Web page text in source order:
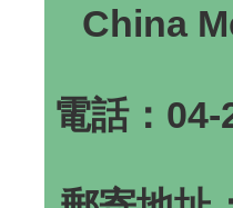
China
電話：